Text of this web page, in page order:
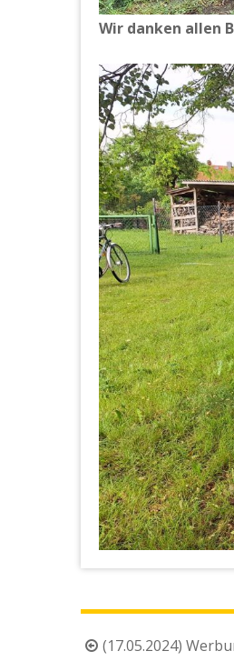
Wir danken allen
(17.05.2024)